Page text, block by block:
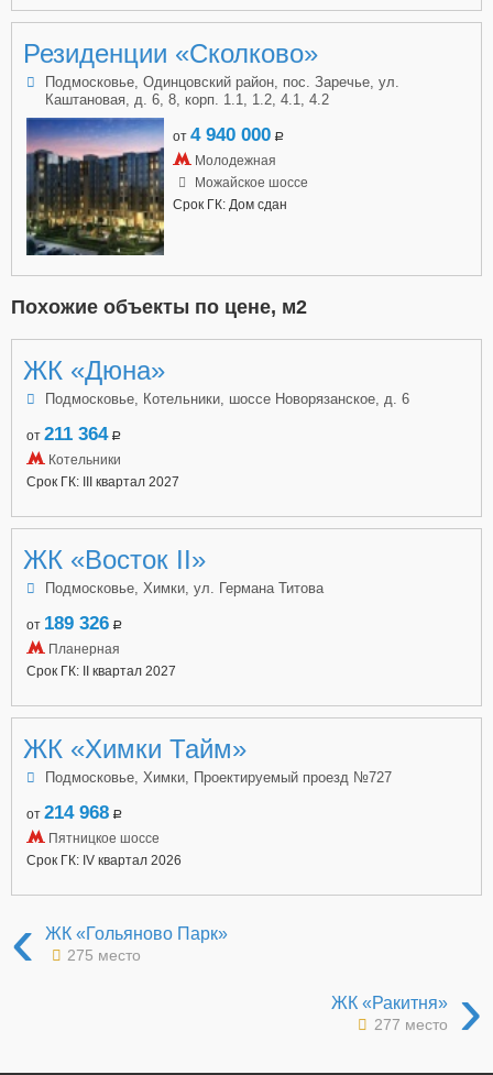
Резиденции «Сколково»
Подмосковье, Одинцовский район, пос. Заречье, ул.
Каштановая, д. 6, 8, корп. 1.1, 1.2, 4.1, 4.2
от 4 940 000 a
Молодежная
Можайское шоссе
Срок ГК: Дом сдан
Похожие объекты по цене, м2
ЖК «Дюна»
Подмосковье, Котельники, шоссе Новорязанское, д. 6
от 211 364 a
Котельники
Срок ГК: III квартал 2027
ЖК «Восток II»
Подмосковье, Химки, ул. Германа Титова
от 189 326 a
Планерная
Срок ГК: II квартал 2027
ЖК «Химки Тайм»
Подмосковье, Химки, Проектируемый проезд №727
от 214 968 a
Пятницкое шоссе
Срок ГК: IV квартал 2026
‹ ЖК «Гольяново Парк»
275 место
›
ЖК «Ракитня»
277 место